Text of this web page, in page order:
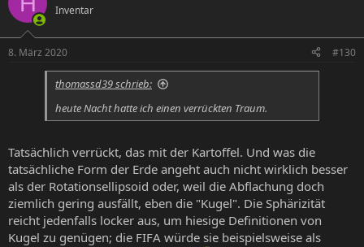
Inventar
8. März 2020 #130
thomassd39 schrieb:
heute Nacht hatte ich einen verrückten Traum.
Tatsächlich verrückt, das mit der Kartoffel. Und was die
tatsächliche Form der Erde angeht auch nicht wirklich besser
als der Rotationsellipsoid oder, weil die Abflachung doch
ziemlich gering ausfällt, eben die "Kugel". Die Sphärizität
reicht jedenfalls locker aus, um hiesige Definitionen von
Kugel zu genügen; die FIFA würde sie beispielsweise als